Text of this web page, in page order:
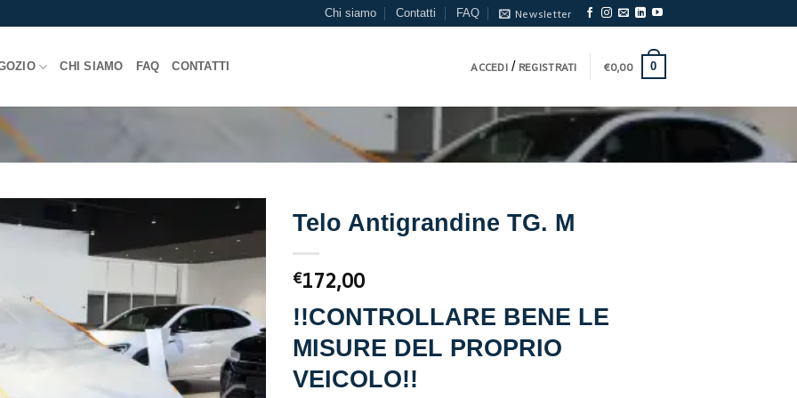
Chi siamo Contatti FAQ Newsletter
CHI SIAMO FAQ CONTATTI ACCEDI/ REGISTRATI €0,00 0
Telo Antigrandine TG. M
€172,00
!!CONTROLLARE BENE LE
MISURE DEL PROPRIO
VEICOLO!!